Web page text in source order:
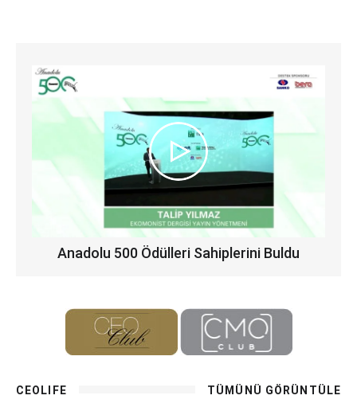
Anadolu 500 Ödülleri Sahiplerini Buldu
CEOLIFE TÜMÜNÜ GÖRÜNTÜLE